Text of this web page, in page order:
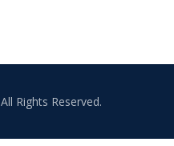
All Rights Reserved.